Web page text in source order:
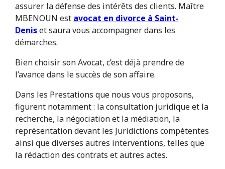
assurer la défense des intérêts des clients. Maître
MBENOUN est avocat en divorce à Saint-
Denis et saura vous accompagner dans les
démarches.
Bien choisir son Avocat, c’est déjà prendre de
l’avance dans le succès de son affaire.
Dans les Prestations que nous vous proposons,
figurent notamment : la consultation juridique et la
recherche, la négociation et la médiation, la
représentation devant les Juridictions compétentes
ainsi que diverses autres interventions, telles que
la rédaction des contrats et autres actes.